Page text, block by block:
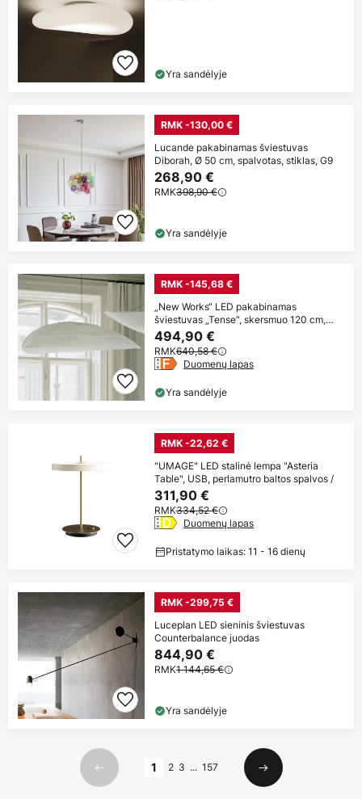
Yra sandėlyje
RMK -130,00 €
Lucande pakabinamas šviestuvas
Diborah, Ø 50 cm, spalvotas, stiklas, G9
268,90 €
RMK398,90 €
Yra sandėlyje
RMK -145,68 €
„New Works“ LED pakabinamas
šviestuvas „Tense“, skersmuo 120 cm,
baltas
494,90 €
RMK640,58 €
Duomenų lapas
Yra sandėlyje
RMK -22,62 €
"UMAGE" LED stalinė lempa "Asteria
Table", USB, perlamutro baltos spalvos /
311,90 €
RMK334,52 €
Duomenų lapas
Pristatymo laikas: 11 - 16 dienų
RMK -299,75 €
Luceplan LED sieninis šviestuvas
Counterbalance juodas
844,90 €
RMK1 144,65 €
Yra sandėlyje
Ankstesnis
1 2 3 ... 157
Kitas